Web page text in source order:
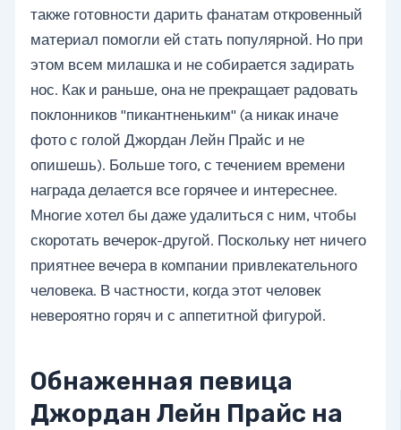
также готовности дарить фанатам откровенный
материал помогли ей стать популярной. Но при
этом всем милашка и не собирается задирать
нос. Как и раньше, она не прекращает радовать
поклонников "пикантненьким" (а никак иначе
фото с голой Джордан Лейн Прайс и не
опишешь). Больше того, с течением времени
награда делается все горячее и интереснее.
Многие хотел бы даже удалиться с ним, чтобы
скоротать вечерок-другой. Поскольку нет ничего
приятнее вечера в компании привлекательного
человека. В частности, когда этот человек
невероятно горяч и с аппетитной фигурой.
Обнаженная певица
Джордан Лейн Прайс на